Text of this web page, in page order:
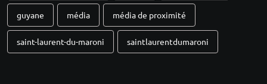
guyane média média de proximité
saint-laurent-du-maroni saintlaurentdumaroni